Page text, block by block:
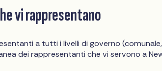
vi rappresentano
a tutti i livelli di governo (comunale,
dei rappresentanti che vi servono a